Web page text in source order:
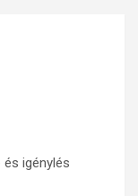
igénylés